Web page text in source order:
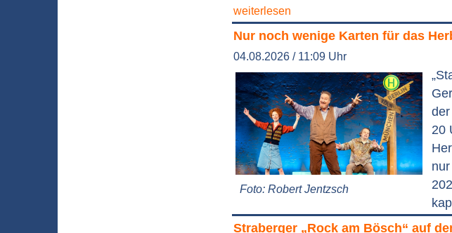
weiterlesen
Nur noch wenige Karten für das
04.08.2026 / 11:09 Uhr
Foto: Robert Jentzsch
20
Straberger „Rock am Bösch“ auf